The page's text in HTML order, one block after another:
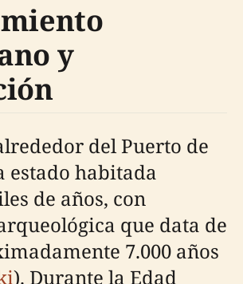
y
del Puerto de
estado habitada
de años, con
que data de
7.000 años
). Durante la Edad